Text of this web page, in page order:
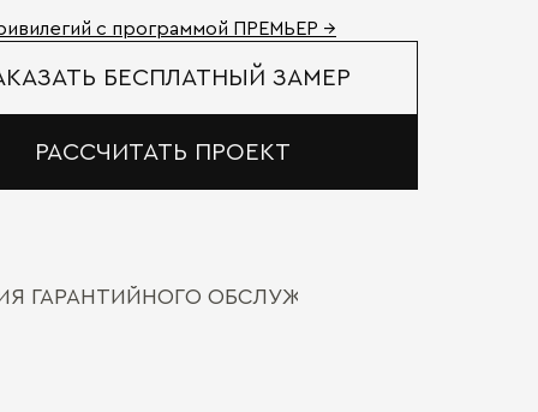
с программой ПРЕМЬЕР →
БЕСПЛАТНЫЙ ЗАМЕР
РАССЧИТАТЬ ПРОЕКТ
ГАРАНТИЙНОГО ОБСЛУЖИВАНИЯ